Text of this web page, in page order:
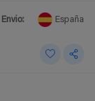
Envio: España